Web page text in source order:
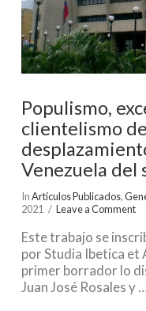
Populismo,
clientelismo
Venezuela del
InArtículos Publicados,
2021
Leave a Comment
Este trabajo se
por Studia Ibetica et
primer borrador lo
Juan José Rosales y